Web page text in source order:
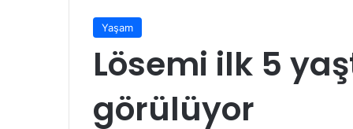
Yaşam
Lösemi ilk 5
görülüyor